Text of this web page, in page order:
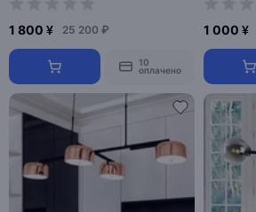
1 800 ¥ 25 200 ₽
10
оплачено
1 000 ¥